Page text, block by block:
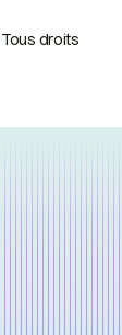
Tous droits